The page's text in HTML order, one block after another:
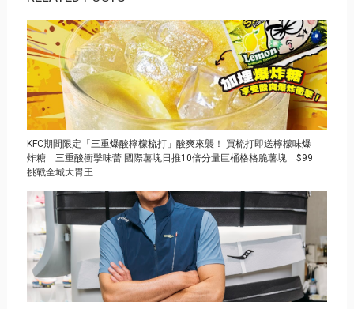
KFC期間限定「三重爆酸檸檬梳打」酸爽來襲！ 買梳打即送檸檬味爆
炸糖 三重酸衝擊味蕾 國際薯塊日推10倍分量巨桶格格脆薯塊 $99
挑戰全城大胃王